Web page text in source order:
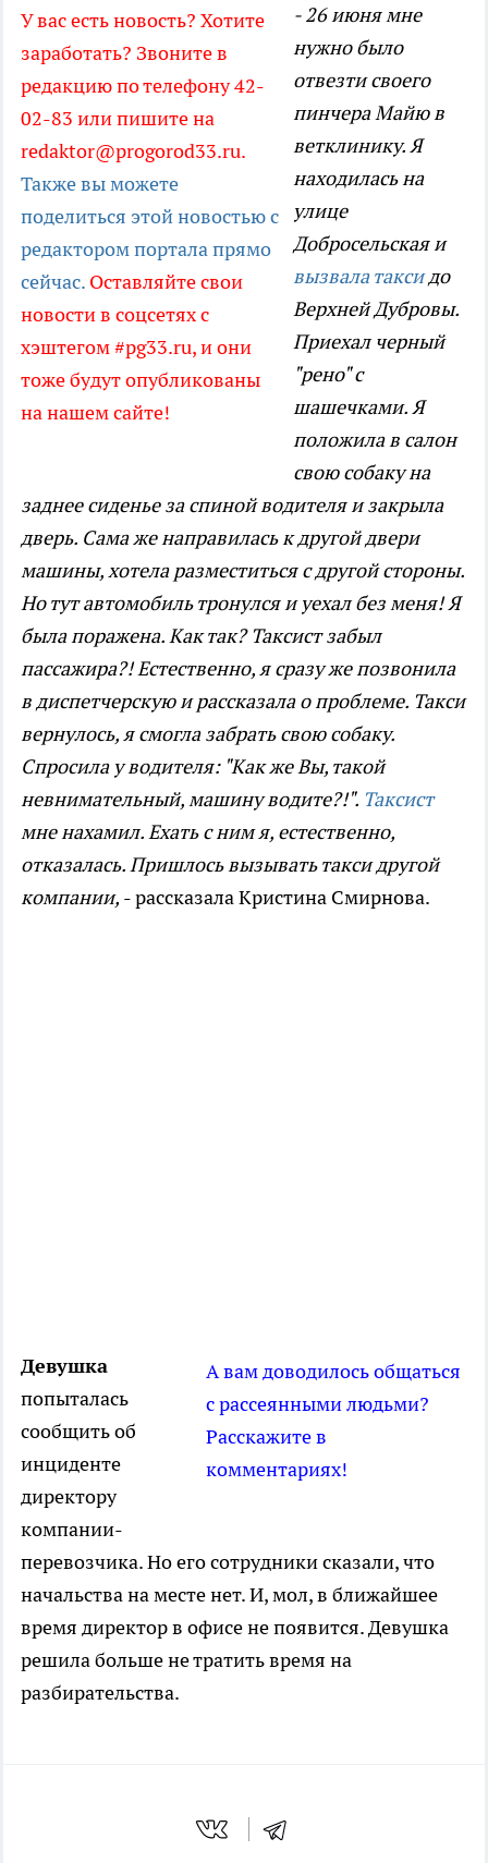
У вас есть новость? Хотите
заработать? Звоните в
редакцию по телефону 42-
02-83 или пишите на
redaktor@progorod33.ru.
Также вы можете
поделиться этой новостью с
редактором портала прямо
сейчас. Оставляйте свои
новости в соцсетях с
хэштегом #pg33.ru, и они
тоже будут опубликованы
на нашем сайте!
- 26 июня мне
нужно было
отвезти своего
пинчера Майю в
ветклинику. Я
находилась на
улице
Добросельская и
вызвала таксидо
Верхней Дубровы.
Приехал черный
"рено" с
шашечками. Я
положила в салон
свою собаку на
заднее сиденье за спиной водителя и закрыла
дверь. Сама же направилась к другой двери
машины, хотела разместиться с другой стороны.
Но тут автомобиль тронулся и уехал без меня! Я
была поражена. Как так? Таксист забыл
пассажира?! Естественно, я сразу же позвонила
в диспетчерскую и рассказала о проблеме. Такси
вернулось, я смогла забрать свою собаку.
Спросила у водителя: "Как же Вы, такой
невнимательный, машину водите?!". Таксист
мне нахамил. Ехать с ним я, естественно,
отказалась. Пришлось вызывать такси другой
компании, - рассказала Кристина Смирнова.
А вам доводилось общаться
с рассеянными людьми?
Расскажите в
комментариях!
Девушка
попыталась
сообщить об
инциденте
директору
компании-
перевозчика. Но его сотрудники сказали, что
начальства на месте нет. И, мол, в ближайшее
время директор в офисе не появится. Девушка
решила больше не тратить время на
разбирательства.